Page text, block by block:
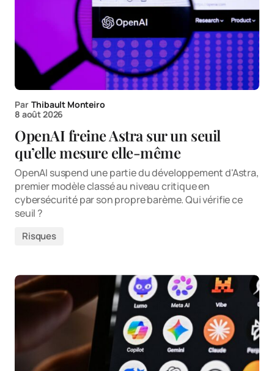
Par Thibault Monteiro
8 août 2026
OpenAI freine Astra sur un seuil
qu’elle mesure elle-même
OpenAI suspend une partie du développement d'Astra,
premier modèle classé au niveau critique en
cybersécurité par son propre barème. Qui vérifie ce
seuil ?
Risques